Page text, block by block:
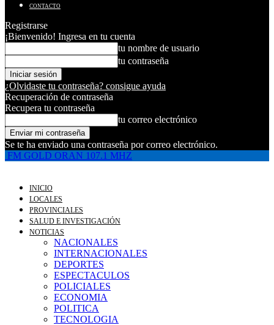
CONTACTO
Registrarse
¡Bienvenido! Ingresa en tu cuenta
tu nombre de usuario
tu contraseña
¿Olvidaste tu contraseña? consigue ayuda
Recuperación de contraseña
Recupera tu contraseña
tu correo electrónico
Se te ha enviado una contraseña por correo electrónico.
FM GOLD ORAN 107.1 MHZ
INICIO
LOCALES
PROVINCIALES
SALUD E INVESTIGACIÓN
NOTICIAS
NACIONALES
INTERNACIONALES
DEPORTES
ESPECTACULOS
POLICIALES
ECONOMIA
POLITICA
TECNOLOGIA